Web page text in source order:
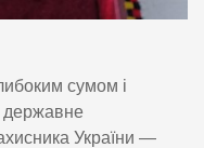
сумом і
державне
України —